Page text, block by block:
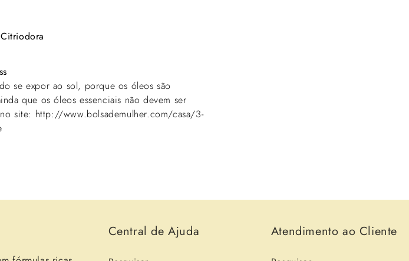
se expor ao sol, porque os óleos são
que os óleos essenciais não devem ser
site: http://www.bolsademulher.com/casa/3-
Central de Ajuda Atendimento ao Cliente